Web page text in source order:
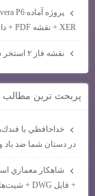
XER + نقشه PDF + داك Word)
نقشه فاز ۲ استخر سرپوشيده | كامل، اجرايي و حرفه‌اي
پربحث ترين مطالب
خداحافظي با
در دستان شما ضد باد
+ فايل DWG + شيت‌هاي HD)